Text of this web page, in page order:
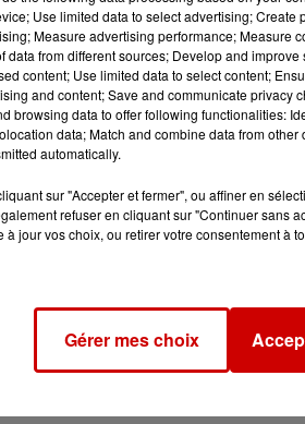
2013 dans un plan
agriculteurs adh�rents et
Use limited data to select advertising;
Measure advertising performance; Measure
data from different sources; Develop and
content; Use limited data to select content;
and content; Save and communicate privacy
browsing data to offer following functionalities:
data; Match and combine data from
automatically.
sur "Accepter et fermer", ou affiner en
refuser en cliquant sur "Continuer sans
à jour vos choix, ou retirer votre consentement à
Gérer mes choix